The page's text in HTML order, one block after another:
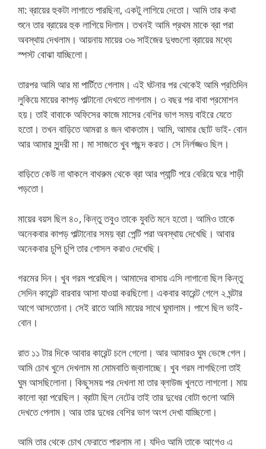
মা: ব্রায়ের হুকটা লাগাতে পারছিনা, একটু লাগিয়ে দেতো। আমি তার কথা
শুনে তার ব্রায়ের হুক লাগিয়ে দিলাম। তখনই আমি প্রথম মাকে ব্রা পরা
অবস্থায় দেখলাম। আয়নায় মায়ের ৩৬ সাইজের দুধগুলো ব্রায়ের মধ্যে
স্পস্ট বোঝা যাচ্ছিলো।
তারপর আমি আর মা পার্টিতে গেলাম। এই ঘটনার পর থেকেই আমি প্রতিদিন
লুকিয়ে মায়ের কাপড় পাল্টানো দেখতে লাগলাম। ৩ বছর পর বাবা প্রমোশন
হয়। তাই বাবাকে অফিসের কাজে মাসের বেশির ভাগ সময় বাইরে যেতে
হতো। তখন বাড়িতে আমরা ৪ জন থাকতাম। আমি, আমার ছোট ভাই- বোন
আর আমার সুন্দরী মা। মা সাজতে খুব পছন্দ করত। সে নির্লজ্জও ছিল।
বাড়িতে কেউ না থাকলে বাথরুম থেকে ব্রা আর প্যান্টি পরে বেরিয়ে ঘরে শাড়ী
পড়তো।
মায়ের বয়স ছিল ৪০, কিন্তু তবুও তাকে যুবতি মনে হতো। আমিও তাকে
অনেকবার কাপড় পাল্টানোর সময় ব্রা পেন্টি পরা অবস্থায় দেখেছি। আবার
অনেকবার চুপি চুপি তার গোসল করাও দেখেছি।
গরমের দিন। খুব গরম পরেছিল। আমাদের বাসায় এসি লাগানো ছিল কিন্তু
সেদিন কারেন্ট বারবার আসা যাওয়া করছিলো। একবার কারেন্ট গেলে ২ ঘন্টার
আগে আসতোনা। সেই রাতে আমি মায়ের সাথে ঘুমালাম। পাশে ছিল ভাই-
বোন।
রাত ১১ টার দিকে আবার কারেন্ট চলে গেলো। আর আমারও ঘুম ভেঙ্গে গেল।
আমি চোখ খুলে দেখলাম মা মোমবাতি জ্বালাচ্ছে। খুব গরম লাগছিলো তাই
ঘুম আসছিলোনা। কিছুসময় পর দেখলা মা তার ব্লাউজ খুলতে লাগলো। মায়
কালো ব্রা পরেছিল। ব্রাটা ছিল নেটের তাই তার দুধের বোটা গুলো আমি
দেখতে পেলাম। আর তার দুধের বেশির ভাগ অংশ দেখা যাচ্ছিলো।
আমি তার থেকে চোখ ফেরাতে পারলাম না। যদিও আমি তাকে আগেও এ